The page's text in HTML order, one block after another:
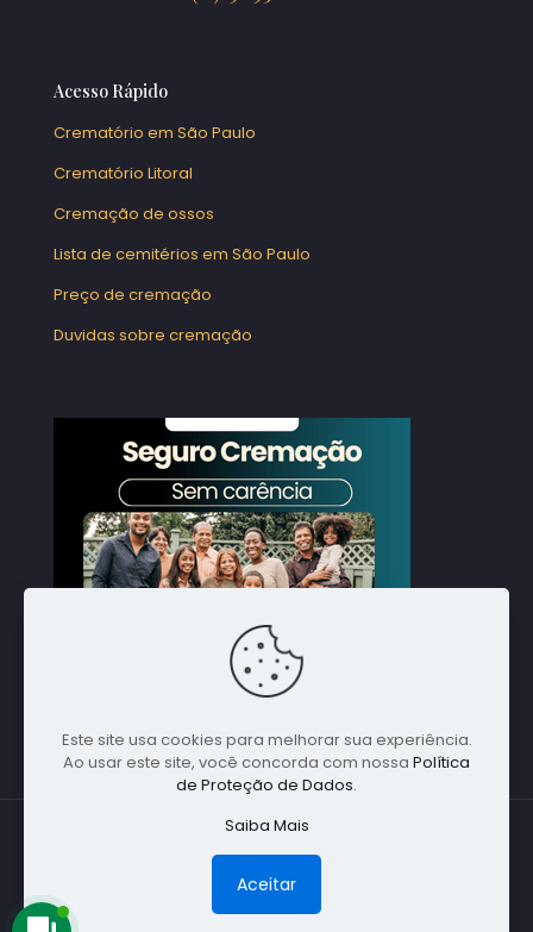
Acesso Rápido
Crematório em São Paulo
Crematório Litoral
Cremação de ossos
Lista de cemitérios em São Paulo
Preço de cremação
Duvidas sobre cremação
Qualquer Parte do Brasil - (11) 5198-1641 -
Este site usa cookies para melhorar sua experiência.
Ao usar este site, você concorda com nossa Política
de Proteção de Dados.
Saiba Mais
Aceitar